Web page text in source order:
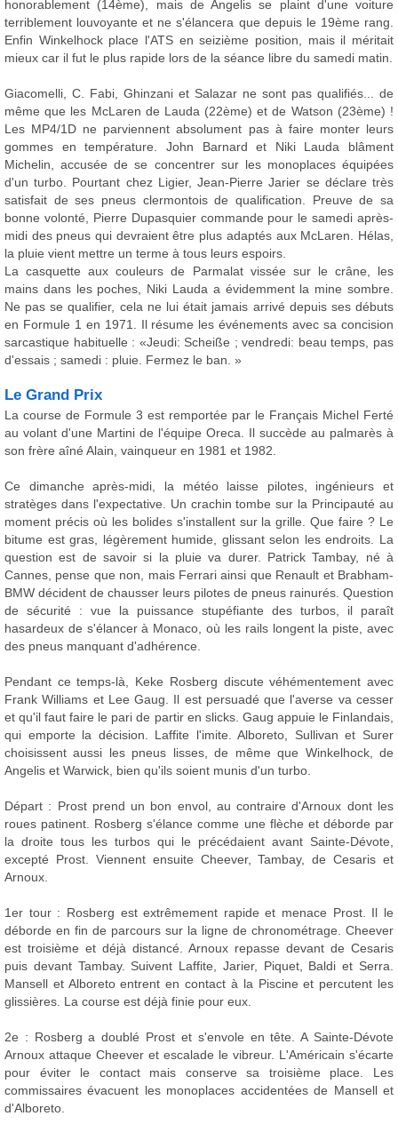
honorablement (14ème), mais de Angelis se plaint d'une voiture
terriblement louvoyante et ne s'élancera que depuis le 19ème rang.
Enfin Winkelhock place l'ATS en seizième position, mais il méritait
mieux car il fut le plus rapide lors de la séance libre du samedi matin.
Giacomelli, C. Fabi, Ghinzani et Salazar ne sont pas qualifiés... de
même que les McLaren de Lauda (22ème) et de Watson (23ème) !
Les MP4/1D ne parviennent absolument pas à faire monter leurs
gommes en température. John Barnard et Niki Lauda blâment
Michelin, accusée de se concentrer sur les monoplaces équipées
d'un turbo. Pourtant chez Ligier, Jean-Pierre Jarier se déclare très
satisfait de ses pneus clermontois de qualification. Preuve de sa
bonne volonté, Pierre Dupasquier commande pour le samedi après-
midi des pneus qui devraient être plus adaptés aux McLaren. Hélas,
la pluie vient mettre un terme à tous leurs espoirs.
La casquette aux couleurs de Parmalat vissée sur le crâne, les
mains dans les poches, Niki Lauda a évidemment la mine sombre.
Ne pas se qualifier, cela ne lui était jamais arrivé depuis ses débuts
en Formule 1 en 1971. Il résume les événements avec sa concision
sarcastique habituelle : «Jeudi: Scheiße ; vendredi: beau temps, pas
d'essais ; samedi : pluie. Fermez le ban. »
Le Grand Prix
La course de Formule 3 est remportée par le Français Michel Ferté
au volant d'une Martini de l'équipe Oreca. Il succède au palmarès à
son frère aîné Alain, vainqueur en 1981 et 1982.
Ce dimanche après-midi, la météo laisse pilotes, ingénieurs et
stratèges dans l'expectative. Un crachin tombe sur la Principauté au
moment précis où les bolides s'installent sur la grille. Que faire ? Le
bitume est gras, légèrement humide, glissant selon les endroits. La
question est de savoir si la pluie va durer. Patrick Tambay, né à
Cannes, pense que non, mais Ferrari ainsi que Renault et Brabham-
BMW décident de chausser leurs pilotes de pneus rainurés. Question
de sécurité : vue la puissance stupéfiante des turbos, il paraît
hasardeux de s'élancer à Monaco, où les rails longent la piste, avec
des pneus manquant d'adhérence.
Pendant ce temps-là, Keke Rosberg discute véhémentement avec
Frank Williams et Lee Gaug. Il est persuadé que l'averse va cesser
et qu'il faut faire le pari de partir en slicks. Gaug appuie le Finlandais,
qui emporte la décision. Laffite l'imite. Alboreto, Sullivan et Surer
choisissent aussi les pneus lisses, de même que Winkelhock, de
Angelis et Warwick, bien qu'ils soient munis d'un turbo.
Départ : Prost prend un bon envol, au contraire d'Arnoux dont les
roues patinent. Rosberg s'élance comme une flèche et déborde par
la droite tous les turbos qui le précédaient avant Sainte-Dévote,
excepté Prost. Viennent ensuite Cheever, Tambay, de Cesaris et
Arnoux.
1er tour : Rosberg est extrêmement rapide et menace Prost. Il le
déborde en fin de parcours sur la ligne de chronométrage. Cheever
est troisième et déjà distancé. Arnoux repasse devant de Cesaris
puis devant Tambay. Suivent Laffite, Jarier, Piquet, Baldi et Serra.
Mansell et Alboreto entrent en contact à la Piscine et percutent les
glissières. La course est déjà finie pour eux.
2e : Rosberg a doublé Prost et s'envole en tête. A Sainte-Dévote
Arnoux attaque Cheever et escalade le vibreur. L'Américain s'écarte
pour éviter le contact mais conserve sa troisième place. Les
commissaires évacuent les monoplaces accidentées de Mansell et
d'Alboreto.